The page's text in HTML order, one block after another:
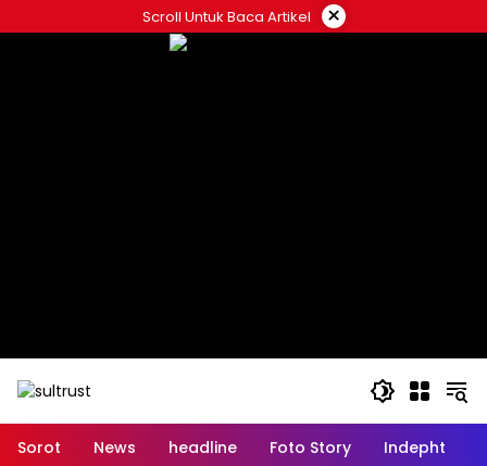
to
Scroll Untuk Baca Artikel ×
Sorot News headline Foto Story Indepht